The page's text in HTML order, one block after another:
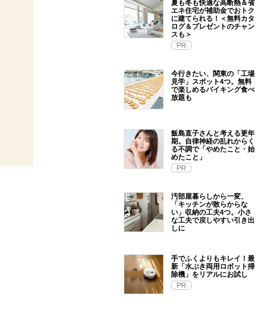
夏も冬も快適な高断熱＆省
エネ住宅が補助金でおトク
に建てられる！＜無料カタ
ログ＆プレゼントのチャン
スも＞
PR
今行きたい、関東の「工場
見学」スポット4つ。無料
で楽しめるバイキング食べ
放題も
飯島直子さんと考える更年
期。自律神経の乱れからく
る不調で「やめたこと・始
めたこと」
PR
汚部屋暮らしから一変、
「キッチンが散らからな
い」収納の工夫4つ。小さ
な工夫で戻しやすい引き出
しに
手でふくよりもキレイ！最
新「水ぶき両用ロボット掃
除機」をリアルにお試し
PR